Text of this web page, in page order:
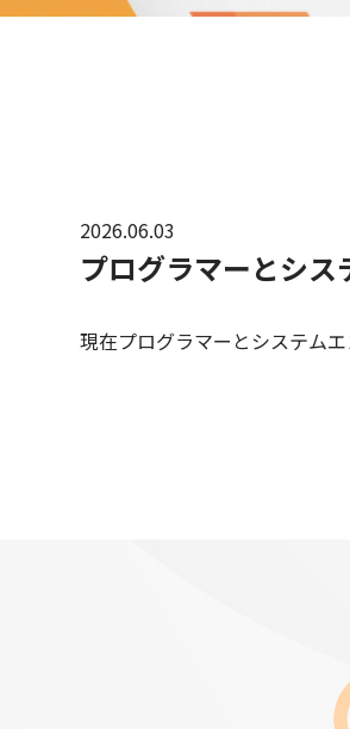
2026.06.03
プログラマーとシ
現在プログラマーとシステム